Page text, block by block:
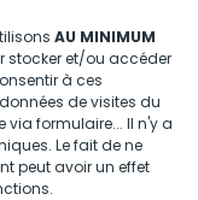
AU MINIMUM
stocker et/ou accéder
à ces
de visites du
via formulaire... Il n'y a
Le fait de ne
peut avoir un effet